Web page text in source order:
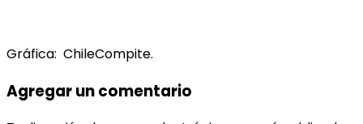
Gráfica: ChileCompite.
Agregar un comentario